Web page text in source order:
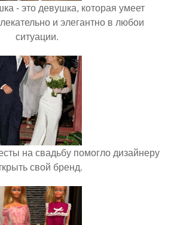
- это девушка, которая умеет
и элегантно в любои
ситуации.
на свадьбу помогло дизайнеру
свой бренд.